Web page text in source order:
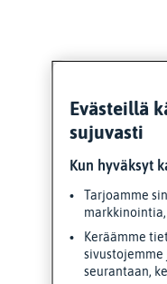
Evästeillä
sujuvasti
Kun hyväksyt
Tarjoamme
Keräämme
seurantaan,